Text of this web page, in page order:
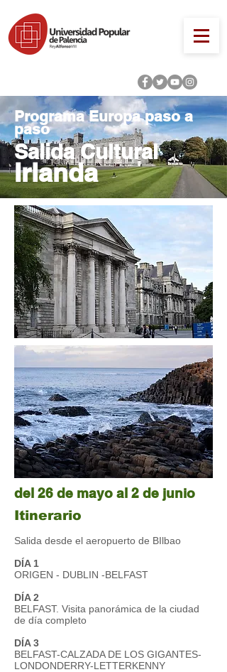
Programa Europa paso a
paso
Salida Cultural
Irlanda
del 26 de mayo al 2 de junio
Itinerario
Salida desde el aeropuerto de BIlbao
DÍA 1
ORIGEN - DUBLIN -BELFAST
DÍA 2
BELFAST. Visita panorámica de la ciudad
de día completo
DÍA 3
BELFAST-CALZADA DE LOS GIGANTES-
LONDONDERRY-LETTERKENNY